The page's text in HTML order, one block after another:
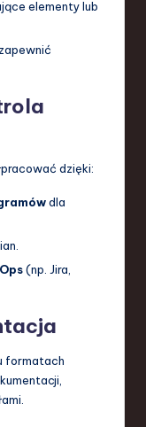
elementy lub
dzięki:
dla
(np. Jira,
formatach